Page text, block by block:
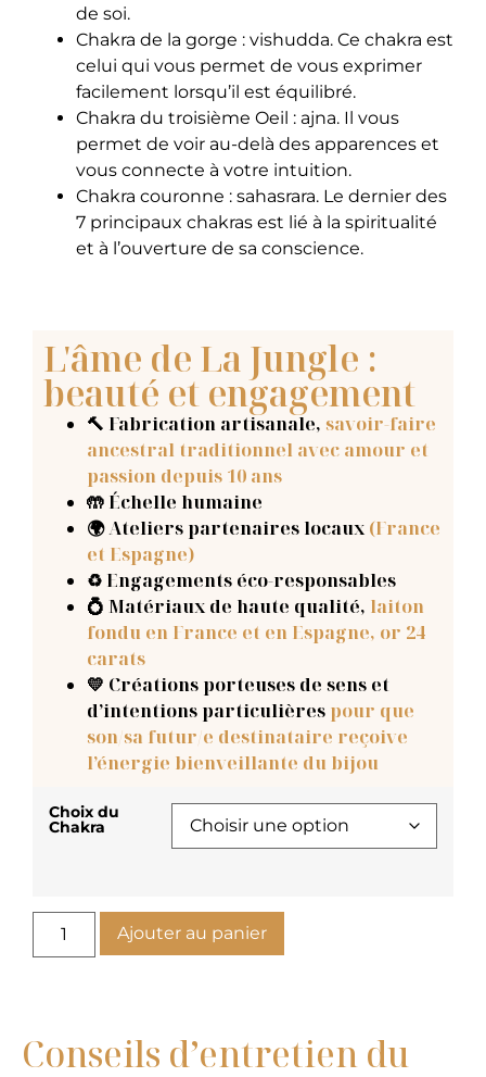
de soi.
Chakra de la gorge : vishudda. Ce chakra est
celui qui vous permet de vous exprimer
facilement lorsqu’il est équilibré.
Chakra du troisième Oeil : ajna. Il vous
permet de voir au-delà des apparences et
vous connecte à votre intuition.
Chakra couronne : sahasrara. Le dernier des
7 principaux chakras est lié à la spiritualité
et à l’ouverture de sa conscience.
L'âme de La Jungle :
beauté et engagement
🔨 Fabrication artisanale, savoir-faire
ancestral traditionnel avec amour et
passion depuis 10 ans
🤲 Échelle humaine
🌍 Ateliers partenaires locaux (France
et Espagne)
♻️ Engagements éco-responsables
💍 Matériaux de haute qualité, laiton
fondu en France et en Espagne, or 24
carats
💛 Créations porteuses de sens et
d’intentions particulières pour que
son/sa futur/e destinataire reçoive
l’énergie bienveillante du bijou
Choix du
Chakra
Ajouter au panier
Conseils d’entretien du